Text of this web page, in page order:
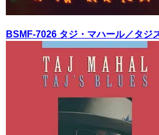
BSMF-7026 タジ・マハール／タジ